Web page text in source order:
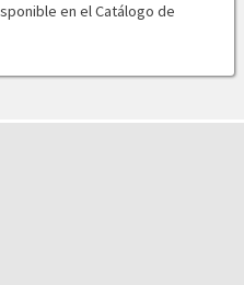
en el Catálogo de